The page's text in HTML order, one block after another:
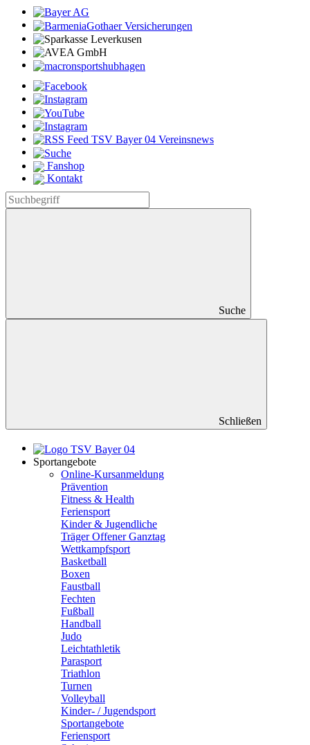
Fanshop
Kontakt
Suche
Schließen
Sportangebote
Online-Kursanmeldung
Prävention
Fitness & Health
Feriensport
Kinder & Jugendliche
Träger Offener Ganztag
Wettkampfsport
Basketball
Boxen
Faustball
Fechten
Fußball
Handball
Judo
Leichtathletik
Parasport
Triathlon
Turnen
Volleyball
Kinder- / Jugendsport
Sportangebote
Feriensport